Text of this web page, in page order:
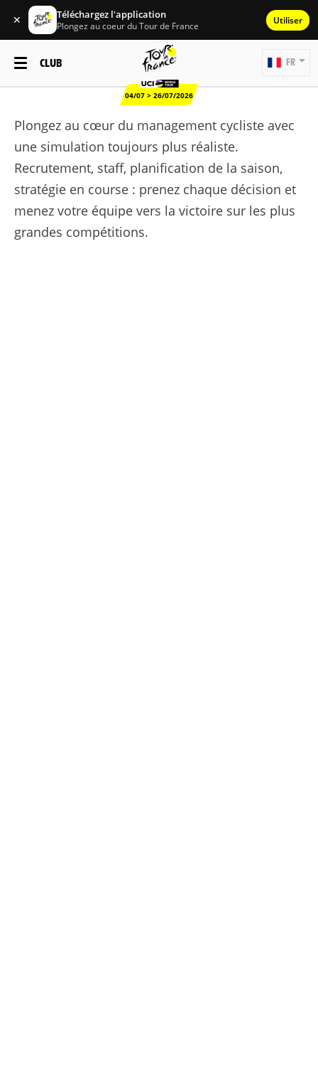
✕ Téléchargez l'application
Plongez au coeur du Tour de France Utiliser
CLUB
04/07 > 26/07/2026
FR
Plongez au cœur du management cycliste avec
une simulation toujours plus réaliste.
Recrutement, staff, planification de la saison,
stratégie en course : prenez chaque décision et
menez votre équipe vers la victoire sur les plus
grandes compétitions.